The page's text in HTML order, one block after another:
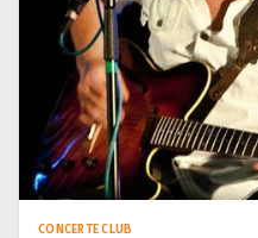
CONCERTE CLUB